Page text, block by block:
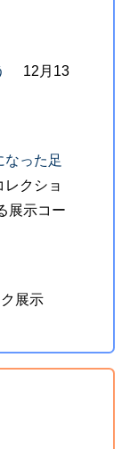
12月13
った足
クショ
展示コー
ク展示